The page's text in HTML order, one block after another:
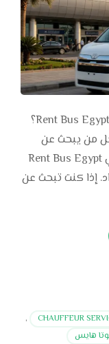
ليه تختار خدمة ايجار ميكروباص مطار من Rent Bus Egypt؟
من يبحث عن
الراحة بعد العودة من السفر، حيث نوفر في Rent Bus Egypt
إذا كنت تبحث عن
CHAUFFEUR
,
هايس